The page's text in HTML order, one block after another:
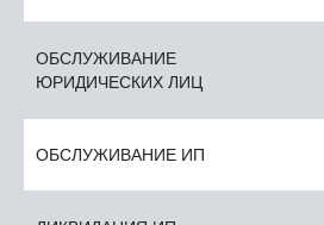
ОБСЛУЖИВАНИЕ
ЮРИДИЧЕСКИХ ЛИЦ
ОБСЛУЖИВАНИЕ ИП